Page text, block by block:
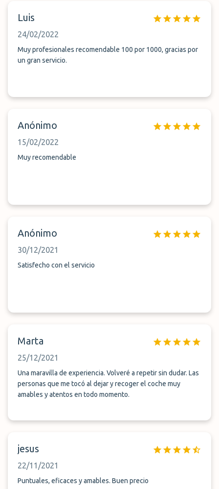
Luis
24/02/2022
Muy profesionales recomendable 100 por 1000, gracias por
un gran servicio.
Anónimo
15/02/2022
Muy recomendable
Anónimo
30/12/2021
Satisfecho con el servicio
Marta
25/12/2021
Una maravilla de experiencia. Volveré a repetir sin dudar. Las
personas que me tocó al dejar y recoger el coche muy
amables y atentos en todo momento.
jesus
22/11/2021
Puntuales, eficaces y amables. Buen precio